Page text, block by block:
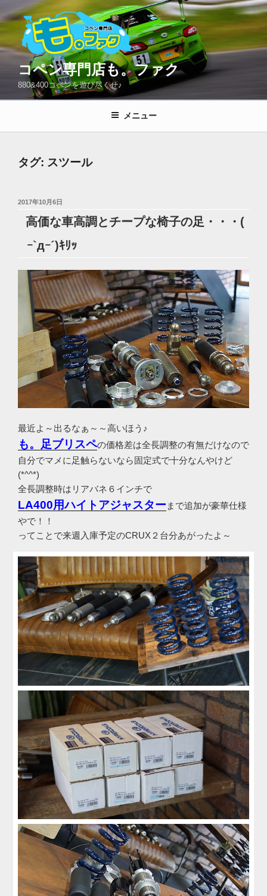
ン
テ
ン
プ
コペン専門店も。ファク
880&400コペンを遊び尽くせ♪
メニュー
タグ: スツール
投
2017年10月6日
高価な車高調とチープな椅子の足・・・(
ｰ`дｰ´)ｷﾘｯ
最近よ～出るなぁ～～高いほう♪
も。足ブリスペの価格差は全長調整の有無だけなので
自分でマメに足触らないなら固定式で十分なんやけど
(*^^*)
全長調整時はリアバネ６インチで
LA400用ハイトアジャスター まで追加が豪華仕様
やで！！
ってことで来週入庫予定のCRUX２台分あがったよ～